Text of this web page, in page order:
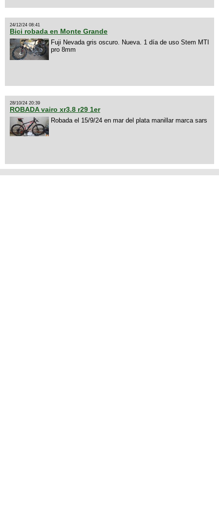
24/12/24 08:41
Bici robada en Monte Grande
Fuji Nevada gris oscuro. Nueva. 1 día de uso Stem MTI
pro 8mm
28/10/24 20:39
ROBADA vairo xr3.8 r29 1er
Robada el 15/9/24 en mar del plata manillar marca sars